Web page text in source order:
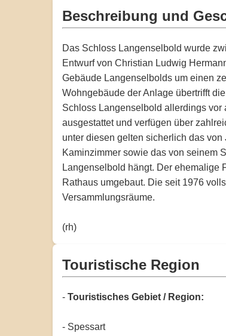
Beschreibung und
Das Schloss Langenselbold wurde
Entwurf von Christian Ludwig
Gebäude Langenselbolds um einen
Wohngebäude der Anlage übertrifft
Schloss Langenselbold allerdings vor
ausgestattet und verfügen über
unter diesen gelten sicherlich das
Kaminzimmer sowie das von seinem
Langenselbold hängt. Der ehemalige
Rathaus umgebaut. Die seit 1976
Versammlungsräume.
(rh)
Touristische Region
- Touristisches Gebiet / Region:
- Spessart